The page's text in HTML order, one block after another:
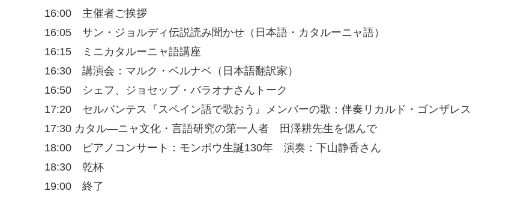
16:00 主催者ご挨拶
16:05 サン・ジョルディ伝説読み聞かせ（日本語・カタルーニャ語）
16:15 ミニカタルーニャ語講座
16:30 講演会：マルク・ベルナベ（日本語翻訳家）
16:50 シェフ、ジョセップ・バラオナさんトーク
17:20 セルバンテス『スペイン語で歌おう』メンバーの歌：伴奏リカルド・ゴンザレス
17:30 カタル―ニャ文化・言語研究の第一人者 田澤耕先生を偲んで
18:00 ピアノコンサート：モンポウ生誕130年 演奏：下山静香さん
18:30 乾杯
19:00 終了